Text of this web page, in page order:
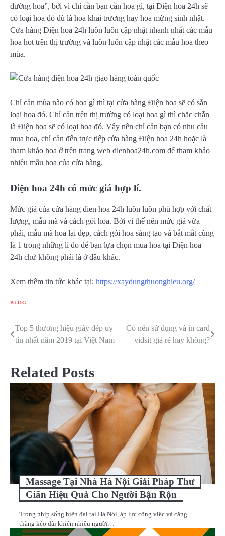
đường hoa”, bởi vì chỉ cần bạn cần hoa gì, tại Điện hoa 24h sẽ
có loại hoa đó dù là hoa khai trương hay hoa mừng sinh nhật.
Cửa hàng Điện hoa 24h luôn luôn cập nhật nhanh nhất các mẫu
hoa hot trên thị trường và luôn luôn cập nhật các mẫu hoa theo
mùa.
Chỉ cần mùa nào có hoa gì thì tại cửa hàng Điện hoa sẽ có sẵn
loại hoa đó. Chỉ cần trên thị trường có loại hoa gì thì chắc chắn
là Điện hoa sẽ có loại hoa đó. Vây nên chỉ cần bạn có nhu cầu
mua hoa, chỉ cần đến trực tiếp cửa hàng Điện hoa 24h hoặc là
tham khảo hoa ở trên trang web dienhoa24h.com để tham khảo
nhiều mẫu hoa của cửa hàng.
Điện hoa 24h có mức giá hợp lí.
Mức giá của cửa hàng dien hoa 24h luôn luôn phù hợp với chất
lượng, mẫu mã và cách gói hoa. Bởi vì thế nên mức giá vừa
phải, mẫu mã hoa lại đẹp, cách gói hoa sáng tạo và bắt mắt cũng
là 1 trong những lí do để bạn lựa chọn mua hoa tại Điện hoa
24h chứ không phải là ở đâu khác.
Xem thêm tin tức khác tại: https://xaydungthuonghieu.org/
BLOG
Điều
bài
viết
Top 5 thương hiệu giày dép uy
tín nhất năm 2019 tại Việt Nam
Có nên sử dụng và in card
vidsit giá rẻ hay không?
Related Posts
Massage Tại Nhà Hà Nội Giải Pháp Thư
Giãn Hiệu Quả Cho Người Bận Rộn
Trong nhịp sống hiện đại tại Hà Nội, áp lực công việc và căng
thẳng kéo dài khiến nhiều người…